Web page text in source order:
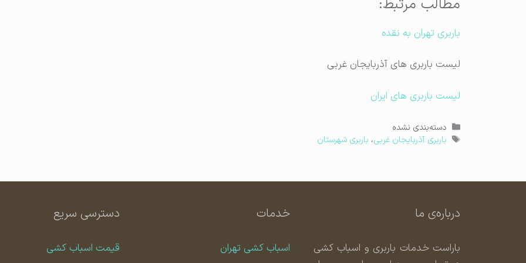
مطالب مرتبط:
باربری تهران به نقده
لیست باربری های آذربایجان غربی
لیست باربری های ایران
دسته‌ها
دسته‌بندی نشده
برچسب‌ها
باربری آذربایجان غربی، باربری شهرستان
درباره‌ی ما
باراست خدمات باربری و اسباب کشی
خدمات
اسباب کشی تهران
دسترسی سریع
قیمت اسباب کشی